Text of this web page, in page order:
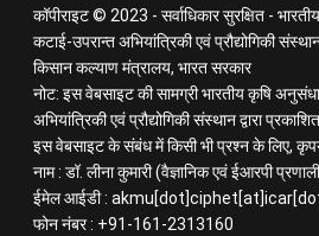
कॉपीराइट © 2023 - सर्वाधिकार सुरक्षित -
कटाई-उपरान्त अभियांत्रिकी एवं प्रौद्योगिकी
किसान कल्याण मंत्रालय, भारत सरकार
नोट: इस वेबसाइट की सामग्री भारतीय कृषि
अभियांत्रिकी एवं प्रौद्योगिकी संस्थान द्वारा
इस वेबसाइट के संबंध में किसी भी प्रश्न के लिए,
नाम : डॉ. लीना कुमारी (वैज्ञानिक एवं ईआरपी
ईमेल आईडी :
फोन नंबर : +91-161-2313160